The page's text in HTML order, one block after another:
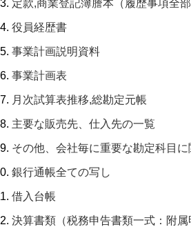
定款,商業登記簿謄本（履歴事項全
役員経歴書
事業計画説明資料
事業計画表
月次試算表推移,総勘定元帳
主要な販売先、仕入先の一覧
その他、会社毎に重要な勘定科目
銀行通帳全ての写し
借入台帳
決算書類（税務申告書類一式：附